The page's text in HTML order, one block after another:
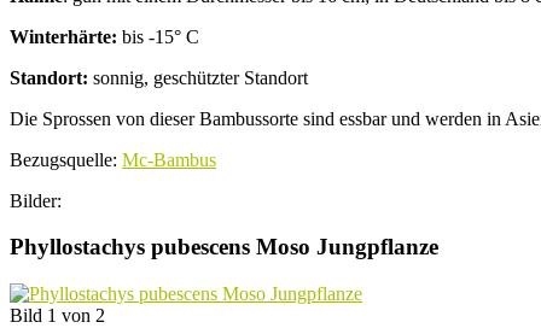
Winterhärte: bis -15° C
Standort: sonnig, geschützter Standort
Die Sprossen von dieser Bambussorte sind essbar und werden in
Bezugsquelle: Mc-Bambus
Bilder:
Phyllostachys pubescens Moso Jungpflanze
Bild 1 von 2